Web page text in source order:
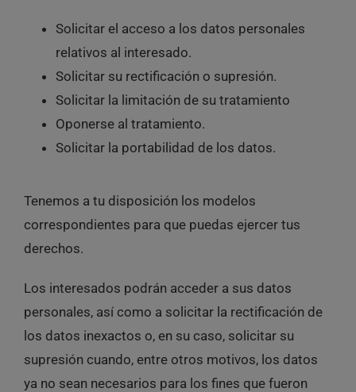
Solicitar el acceso a los datos personales
relativos al interesado.
Solicitar su rectificación o supresión.
Solicitar la limitación de su tratamiento
Oponerse al tratamiento.
Solicitar la portabilidad de los datos.
Tenemos a tu disposición los modelos
correspondientes para que puedas ejercer tus
derechos.
Los interesados podrán acceder a sus datos
personales, así como a solicitar la rectificación de
los datos inexactos o, en su caso, solicitar su
supresión cuando, entre otros motivos, los datos
ya no sean necesarios para los fines que fueron